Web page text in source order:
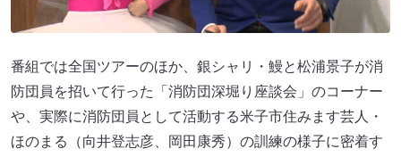
番組では全国ツアーのほか、銀シャリ・鰻と松浦景子が消
防団員を招いて行った「消防団深堀り座談会」のコーナー
や、実際に消防団員として活動する米子市住みます芸人・
ほのまる（向井登志彦、岡田康秀）の訓練の様子に密着す